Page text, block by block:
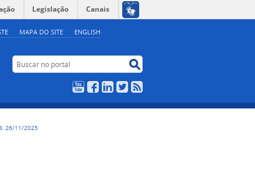
MAPA DO SITE ENGLISH
Legislação Canais
Buscar no portal
YouTubeFacebookLinkedIn
Twitter
26/11/2025